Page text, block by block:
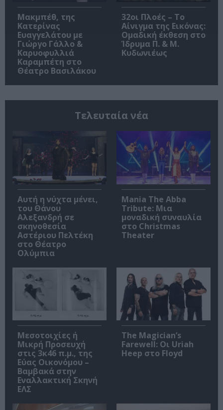
Μακμπέθ, της
Κατερίνας
Ευαγγελάτου με
Γιώργο Γάλλο &
Καρυοφυλλιά
Καραμπέτη στο
Θέατρο Βασιλάκου
32οι Πλοές – Το
Αίνιγμα της Εικόνας:
Ομαδική έκθεση στο
Ίδρυμα Π. & Μ.
Κυδωνιέως
Τελευταία νέα
Αυτή η νύχτα μένει,
του Θάνου
Αλεξανδρή σε
σκηνοθεσία
Αστέριου Πελτέκη
στο Θέατρο
Ολύμπια
Mania The Abba
Tribute: Μια
μοναδική συναυλία
στο Christmas
Theater
Μεσοτοιχίες ή
Μικρή Προσευχή
στις 3κ46 π.μ., της
Εύας Οικονόμου –
Βαμβακά στην
Εναλλακτική Σκηνή
ΕΛΣ
The Magician’s
Farewell: Οι Uriah
Heep στο Floyd